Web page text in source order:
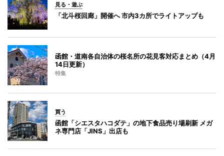
見る・遊ぶ
「北斗桜回廊」開催へ 市内3カ所でライトアップも
函館・道南各自治体の桜名所の花見客対応まとめ（4月
14日更新）
特集
買う
函館「シエスタハコダテ」の地下食品売り場刷新 メガ
ネ専門店「JINS」出店も